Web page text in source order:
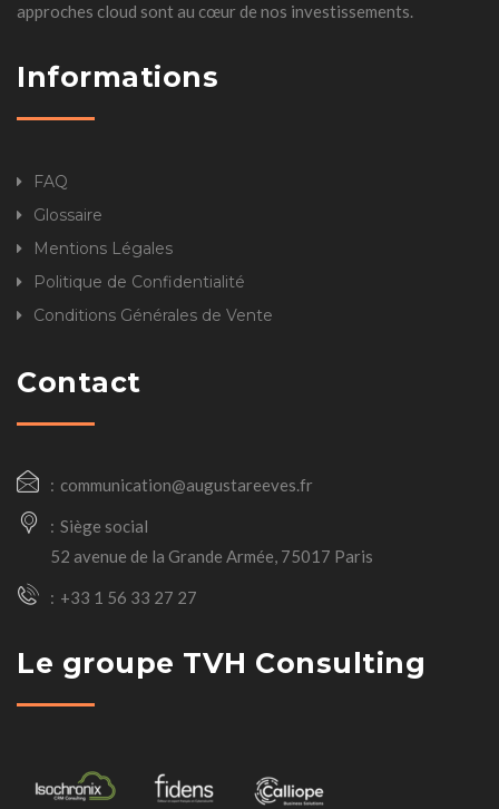
approches cloud sont au cœur de nos investissements.
Informations
FAQ
Glossaire
Mentions Légales
Politique de Confidentialité
Conditions Générales de Vente
Contact
communication@augustareeves.fr
Siège social
52 avenue de la Grande Armée, 75017 Paris
+33 1 56 33 27 27
Le groupe TVH Consulting